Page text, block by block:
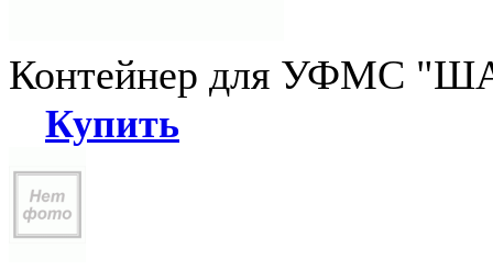
Контейнер для УФМС
Купить